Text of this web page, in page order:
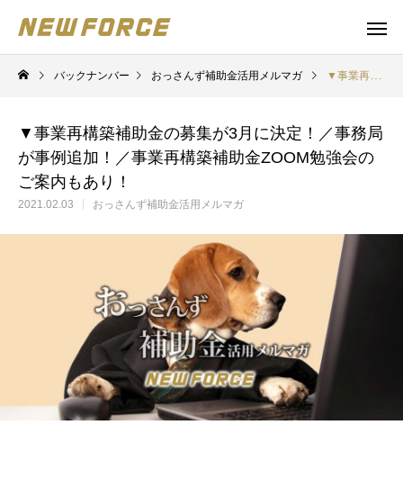
WEBコンテンツ
WEBマーケティング戦略立案
バックナンバー おっさんず補助金活用メルマガ ▼事業再構築補助金の募集が3月に決定！／事務局が事例追加！／事業再構築補助金ZOOM勉強会のご案内もあり！
▼事業再構築補助金の募集が3月に決定！／事務局
が事例追加！／事業再構築補助金ZOOM勉強会の
ご案内もあり！
2021.02.03 おっさんず補助金活用メルマガ